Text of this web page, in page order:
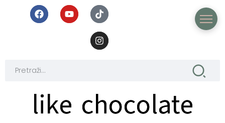
like chocolate
like chocolate